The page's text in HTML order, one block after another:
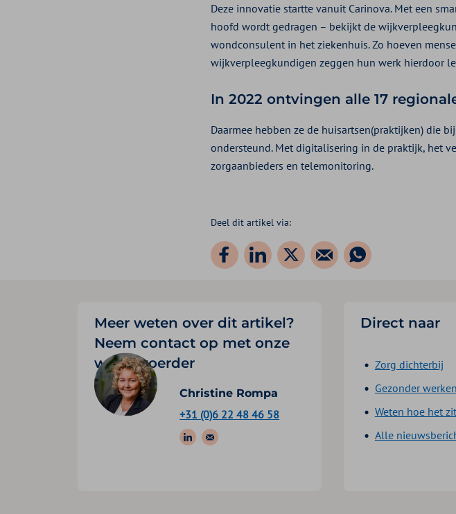
Deze innovatie startte vanuit Carinova. Met een
hoofd wordt gedragen – bekijkt de
wondconsulent in het ziekenhuis. Zo hoeven
wijkverpleegkundigen zeggen hun werk hierdoor
In 2022 ontvingen alle 17
Daarmee hebben ze de huisartsen(praktijken) die
ondersteund. Met digitalisering in de praktijk, het
zorgaanbieders en telemonitoring.
Deel dit artikel via:
Meer weten over dit artikel?
Neem contact op met onze
woordvoerder
Christine Rompa
+31 (0)6 22 48 46 58
Volg ons op: LinkedIn
Stuur een e-mail
Direct naar
Zorg dichterbij
Gezonder
Weten hoe het
Alle